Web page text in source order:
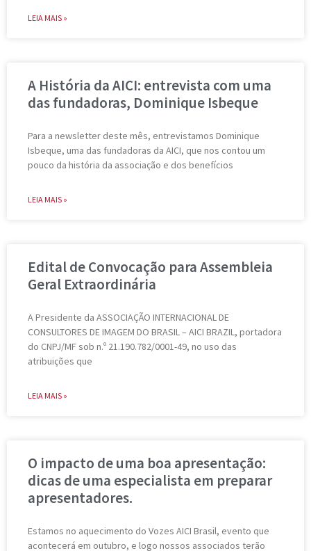
LEIA MAIS »
A História da AICI: entrevista com uma
das fundadoras, Dominique Isbeque
Para a newsletter deste mês, entrevistamos Dominique
Isbeque, uma das fundadoras da AICI, que nos contou um
pouco da história da associação e dos benefícios
LEIA MAIS »
Edital de Convocação para Assembleia
Geral Extraordinária
A Presidente da ASSOCIAÇÃO INTERNACIONAL DE
CONSULTORES DE IMAGEM DO BRASIL – AICI BRAZIL, portadora
do CNPJ/MF sob n.º 21.190.782/0001-49, no uso das
atribuições que
LEIA MAIS »
O impacto de uma boa apresentação:
dicas de uma especialista em preparar
apresentadores.
Estamos no aquecimento do Vozes AICI Brasil, evento que
acontecerá em outubro, e logo nossos associados terão